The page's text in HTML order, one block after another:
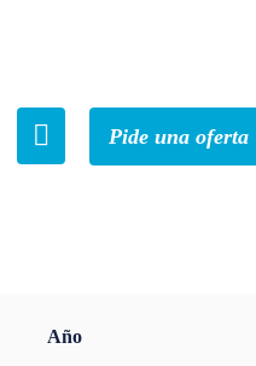
Pide una oferta
Año